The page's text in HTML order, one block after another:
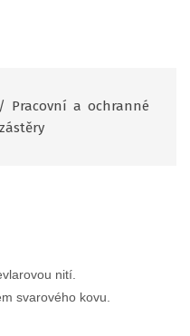
/ Pracovní a ochranné
nití.
svarového kovu.